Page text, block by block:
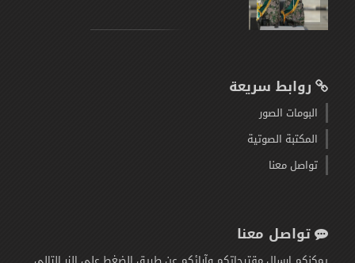
روابط سريعة
البومات الصور
المكتبة الصوتية
تواصل معنا
تواصل معنا